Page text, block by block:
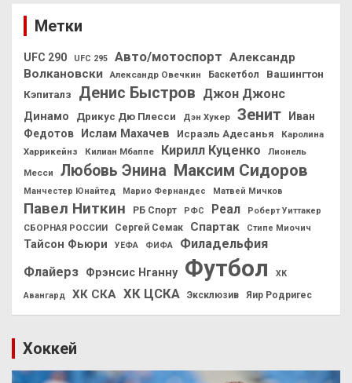
Метки
UFC 290 UFC 295 Авто/мотоспорт Александр
Волкановски
Александр Овечкин Баскетбол
Вашингтон
Кэпиталз
Денис Быстров Джон Джонс
Динамо Дрикус Дю Плесси Дэн Хукер Зенит
Иван
Федотов
Ислам Махачев Исраэль Адесанья
Каролина
Харрикейнз
Килиан Мбаппе Кирилл Куценко
Лионель
Месси
Любовь Энина Максим Сидоров
Манчестер Юнайтед Марио Фернандес Матвей Мичков
Павел Ниткин РБ Спорт РФС Реал Роберт Уиттакер
СБОРНАЯ РОССИИ Сергей Семак Спартак Стипе Миочич
Тайсон Фьюри УЕФА ФИФА
Филадельфия
Флайерз Фрэнсис Нганну Футбол ХК
Авангард ХК СКА ХК ЦСКА Эксклюзив Яир Родригес
Хоккей